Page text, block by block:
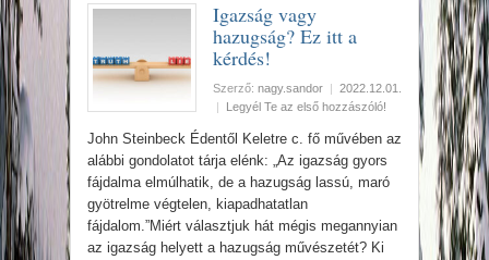
Igazság vagy
hazugság? Ez itt a
kérdés!
Szerző: nagy.sandor | 2022.12.01.
|
Legyél Te az első hozzászóló!
John Steinbeck Édentől Keletre c. fő művében az
alábbi gondolatot tárja elénk: „Az igazság gyors
fájdalma elmúlhatik, de a hazugság lassú, maró
gyötrelme végtelen, kiapadhatatlan
fájdalom.”Miért választjuk hát mégis megannyian
az igazság helyett a hazugság művészetét? Ki